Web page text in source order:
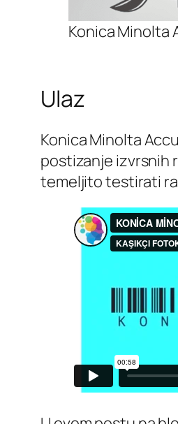
Konica Minolta
Ulaz
Konica Minolta
postizanje izvrsnih
temeljito testirati